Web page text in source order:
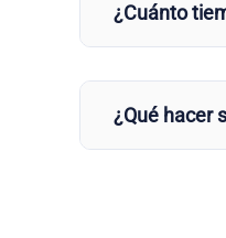
¿Cuánto
¿Qué hacer